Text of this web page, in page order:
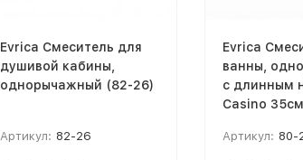
Evrica Смеситель для
душивой кабины,
однорычажный (82-26)
Артикул: 82-26
Evrica
ванны,
с длинным
Casino 35см
Артикул: 80-